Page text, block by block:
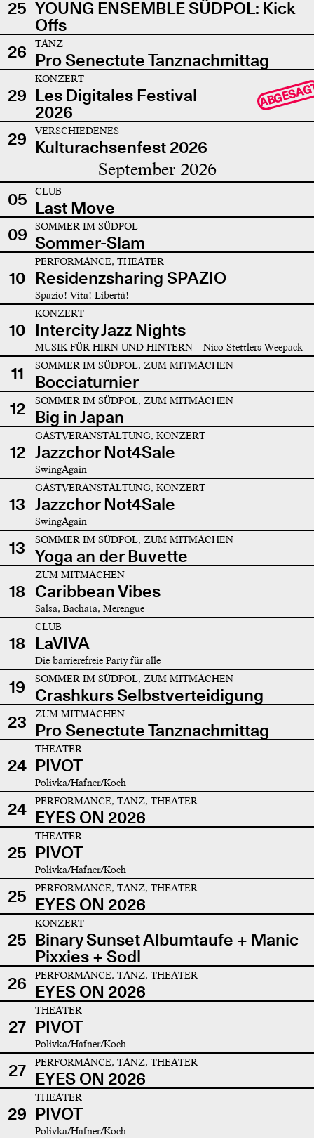
25 YOUNG ENSEMBLE SÜDPOL: Kick
Offs
26
TANZ
Pro Senectute Tanznachmittag
29
KONZERT
Les Digitales Festival
2026
29 VERSCHIEDENES
Kulturachsenfest 2026
September 2026
05 CLUB
Last Move
09
SOMMER IM SÜDPOL
Sommer-Slam
10
PERFORMANCE, THEATER
Residenzsharing SPAZIO
Spazio! Vita! Libertà!
10
KONZERT
Intercity Jazz Nights
MUSIK FÜR HIRN UND HINTERN – Nico Stettlers Weepack
11 SOMMER IM SÜDPOL, ZUM MITMACHEN
Bocciaturnier
12
SOMMER IM SÜDPOL, ZUM MITMACHEN
Big in Japan
12
GASTVERANSTALTUNG, KONZERT
Jazzchor Not4Sale
SwingAgain
13
GASTVERANSTALTUNG, KONZERT
Jazzchor Not4Sale
SwingAgain
13 SOMMER IM SÜDPOL, ZUM MITMACHEN
Yoga an der Buvette
18
ZUM MITMACHEN
Caribbean Vibes
Salsa, Bachata, Merengue
18
CLUB
LaVIVA
Die barrierefreie Party für alle
19 SOMMER IM SÜDPOL, ZUM MITMACHEN
Crashkurs Selbstverteidigung
23
ZUM MITMACHEN
Pro Senectute Tanznachmittag
24
THEATER
PIVOT
Polivka/Hafner/Koch
24 PERFORMANCE, TANZ, THEATER
EYES ON 2026
25
THEATER
PIVOT
Polivka/Hafner/Koch
25 PERFORMANCE, TANZ, THEATER
EYES ON 2026
25
KONZERT
Binary Sunset Albumtaufe + Manic
Pixxies + Sodl
26
PERFORMANCE, TANZ, THEATER
EYES ON 2026
27
THEATER
PIVOT
Polivka/Hafner/Koch
27 PERFORMANCE, TANZ, THEATER
EYES ON 2026
29
THEATER
PIVOT
Polivka/Hafner/Koch